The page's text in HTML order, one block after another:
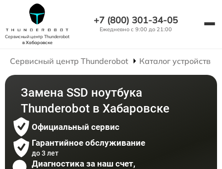
Сервисный центр Thunderobot
в Хабаровске
+7 (800) 301-34-05
Ежедневно с 9:00 до 21:00
Сервисный центр Thunderobot Каталог устройств
Замена SSD ноутбука
Thunderobot в Хабаровске
Официальный сервис
Гарантийное обслуживание
до 3 лет
Диагностика за наш счет,